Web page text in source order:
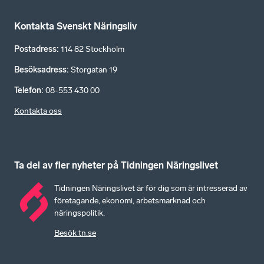
Kontakta Svenskt Näringsliv
Postadress: 114 82 Stockholm
Besöksadress: Storgatan 19
Telefon: 08-553 430 00
Kontakta oss
Ta del av fler nyheter på Tidningen Näringslivet
Tidningen Näringslivet är för dig som är intresserad av
företagande, ekonomi, arbetsmarknad och
näringspolitik.
Besök tn.se